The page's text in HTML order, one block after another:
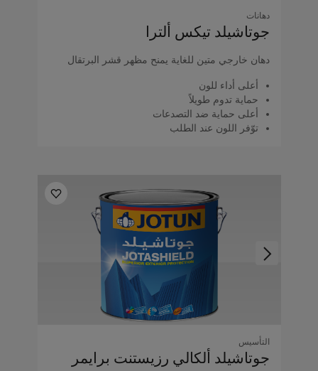
دهانات
جوتاشيلد تيكس ألترا
دهان خارجي متين للغاية يمنح مظهر قشر البرتقال
أعلى أداء للون
حماية تدوم طويلاً
أعلى حماية ضد التصدعات
توّفر اللون عند الطلب
التأسيس
جوتاشيلد ألكالي رزيستنت برايمر